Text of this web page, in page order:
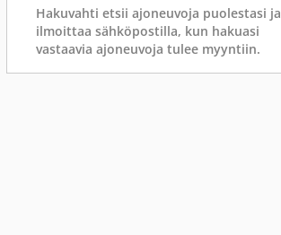
Hakuvahti etsii ajoneuvoja puolestasi ja
ilmoittaa sähköpostilla, kun hakuasi
vastaavia ajoneuvoja tulee myyntiin.